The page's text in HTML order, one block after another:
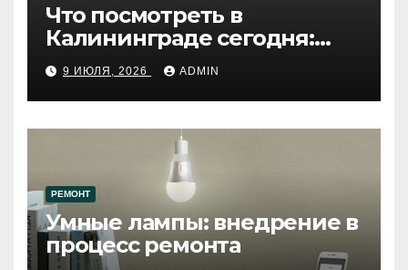
Что посмотреть в
Калининграде сегодня:
путеводитель по самому
западному городу России
9 ИЮЛЯ, 2026 ADMIN
РЕМОНТ
Умные лампы: внедрение в
процесс ремонта